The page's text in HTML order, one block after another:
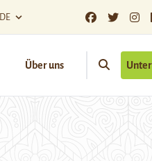
DE
Über uns